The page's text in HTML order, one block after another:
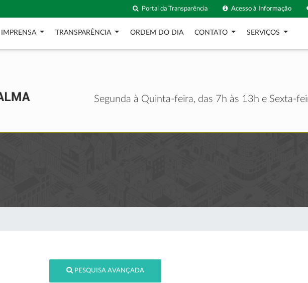
Acesso à Informação
Portal da Transparência
IMPRENSA TRANSPARÊNCIA ORDEM DO DIA CONTATO SERVIÇOS
Segunda à Quinta-feira, das 7h às 13h e Sexta-
PESQUISA AVANÇADA